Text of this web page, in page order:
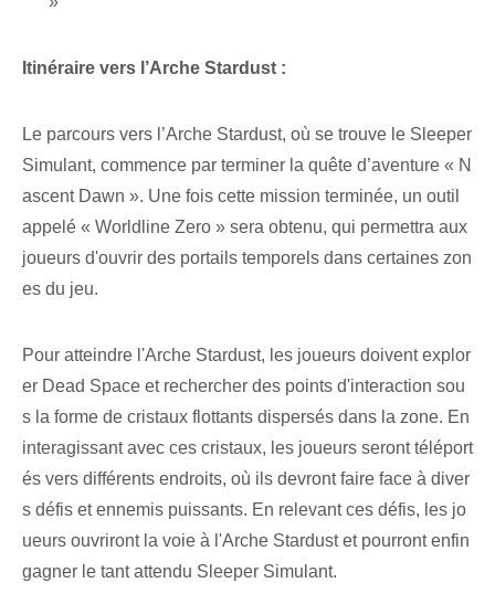
Itinéraire vers l’Arche Stardust :
Le parcours vers l’Arche Stardust, où se trouve le Sleeper
Simulant, commence par terminer la quête d’aventure « N
ascent Dawn ». Une fois cette mission terminée, un outil
appelé « Worldline Zero » sera obtenu, qui permettra aux
joueurs d'ouvrir des portails temporels dans certaines zon
es du jeu.
Pour atteindre l'Arche Stardust, les joueurs doivent explor
er Dead Space et rechercher des points d'interaction sou
s la forme de cristaux flottants dispersés dans la zone. En
interagissant avec ces cristaux, les joueurs seront téléport
és vers différents endroits, où ils devront faire face à diver
s défis et ennemis puissants. En relevant ces défis, les jo
ueurs ouvriront la voie à l'Arche Stardust et pourront enfin
gagner le tant attendu Sleeper Simulant.